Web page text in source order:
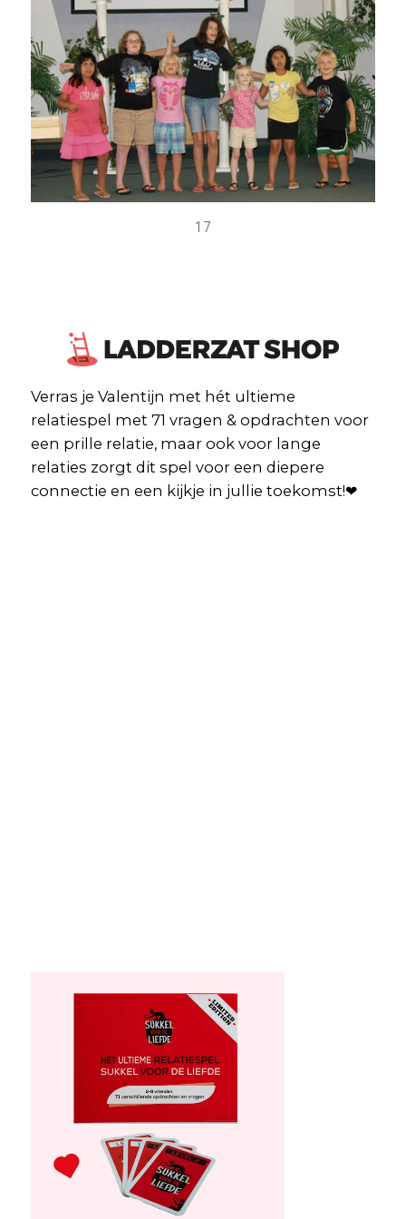
17
Verras je Valentijn met hét ultieme
relatiespel met 71 vragen & opdrachten voor
een prille relatie, maar ook voor lange
relaties zorgt dit spel voor een diepere
connectie en een kijkje in jullie toekomst!❤